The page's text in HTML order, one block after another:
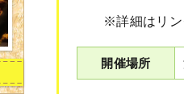
※詳細はリンク
開催場所